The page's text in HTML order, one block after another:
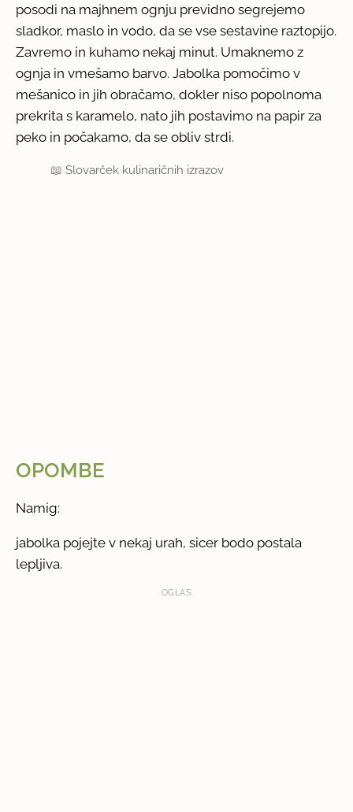
posodi na majhnem ognju previdno segrejemo
sladkor, maslo in vodo, da se vse sestavine raztopijo.
Zavremo in kuhamo nekaj minut. Umaknemo z
ognja in vmešamo barvo. Jabolka pomočimo v
mešanico in jih obračamo, dokler niso popolnoma
prekrita s karamelo, nato jih postavimo na papir za
peko in počakamo, da se obliv strdi.
📖Slovarček kulinaričnih izrazov
OPOMBE
Namig:
jabolka pojejte v nekaj urah, sicer bodo postala
lepljiva.
OGLAS